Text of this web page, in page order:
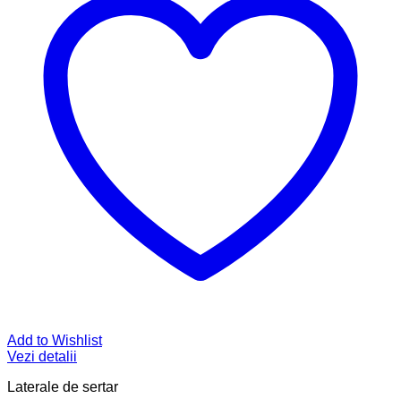
Add to Wishlist
Vezi detalii
Laterale de sertar